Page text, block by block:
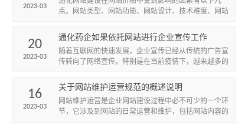
2023-03
点。网站类型、网站功能、网站设计、技术难度、网站
20
2023-03
通化药企如果依托网站进行企业宣传工作
随着互联网的快速发展，企业宣传已经从传统的广告宣
传转向了网络宣传。特别是在当前疫情下，越来越多的
化药企作为一个在...
16
2023-03
关于网站维护运营规范的概述说明
网站维护运营是企业网站建设过程中必不可少的一个环
节，它涉及到网站的日常运营和维护，包括网站内容的